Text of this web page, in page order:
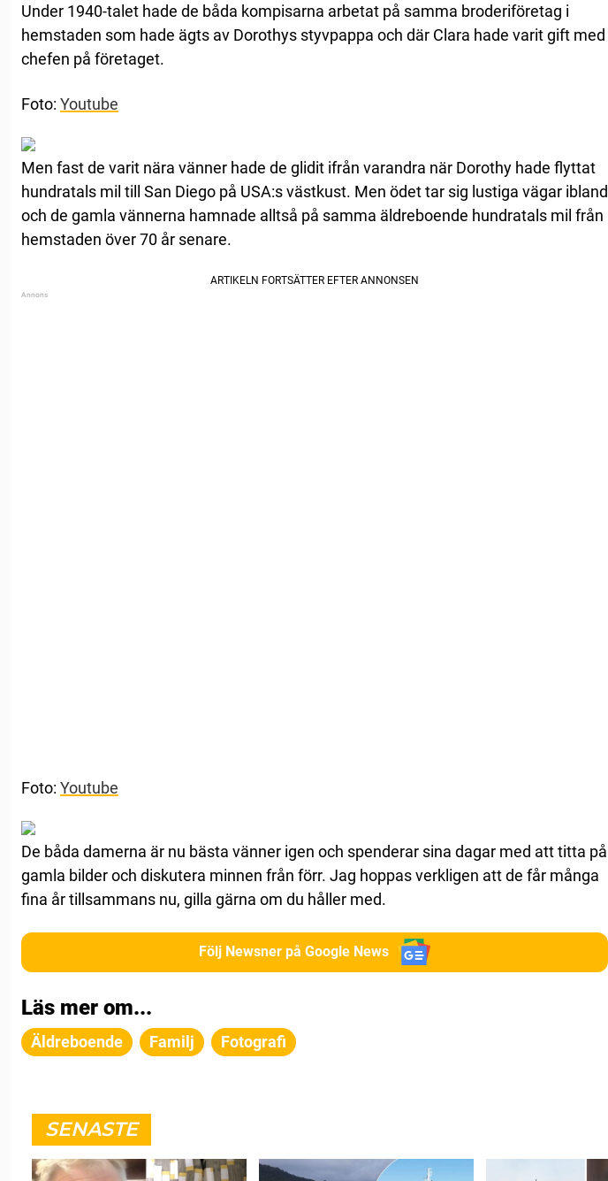
Under 1940-talet hade de båda kompisarna arbetat på samma broderiföretag i
hemstaden som hade ägts av Dorothys styvpappa och där Clara hade varit gift med
chefen på företaget.
Foto: Youtube
Men fast de varit nära vänner hade de glidit ifrån varandra när Dorothy hade flyttat
hundratals mil till San Diego på USA:s västkust. Men ödet tar sig lustiga vägar ibland
och de gamla vännerna hamnade alltså på samma äldreboende hundratals mil från
hemstaden över 70 år senare.
Foto: Youtube
De båda damerna är nu bästa vänner igen och spenderar sina dagar med att titta på
gamla bilder och diskutera minnen från förr. Jag hoppas verkligen att de får många
fina år tillsammans nu, gilla gärna om du håller med.
Följ Newsner på Google News
Läs mer om...
Äldreboende Familj Fotografi
SENASTE